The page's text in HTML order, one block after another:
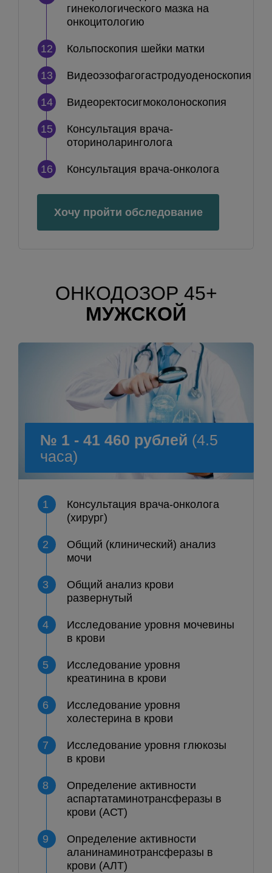
гинекологического мазка на
онкоцитологию
12 Кольпоскопия шейки матки
13 Видеоэзофагогастродуоденоскопия
14 Видеоректосигмоколоноскопия
15
Консультация врача-
оториноларинголога
16 Консультация врача-онколога
Хочу пройти обследование
ОНКОДОЗОР 45+
МУЖСКОЙ
№ 1 - 41 460 рублей (4.5
часа)
1
Консультация врача-онколога
(хирург)
2
Общий (клинический) анализ
мочи
3
Общий анализ крови
развернутый
4
Исследование уровня мочевины
в крови
5
Исследование уровня
креатинина в крови
6
Исследование уровня
холестерина в крови
7
Исследование уровня глюкозы
в крови
8
Определение активности
аспартатаминотрансферазы в
крови (АСТ)
9
Определение активности
аланинаминотрансферазы в
крови (АЛТ)